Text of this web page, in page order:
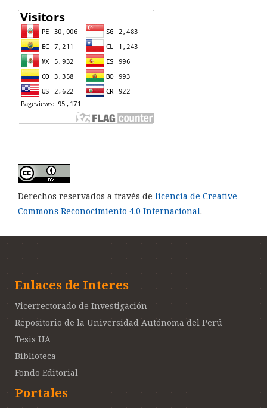
Derechos reservados a través de licencia de Creative
Commons Reconocimiento 4.0 Internacional.
Enlaces de Interes
Vicerrectorado de Investigación
Repositorio de la Universidad Autónoma del Perú
Tesis UA
Biblioteca
Fondo Editorial
Portales